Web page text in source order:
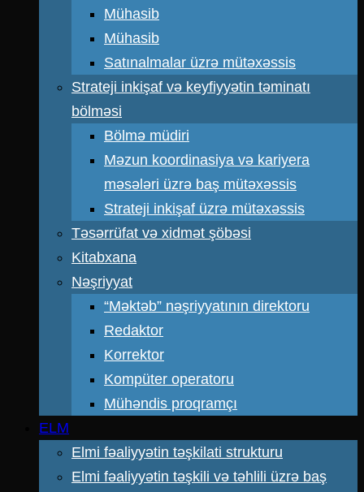
Mühasib
Mühasib
Satınalmalar üzrə mütəxəssis
Strateji inkişaf və keyfiyyətin təminatı
bölməsi
Bölmə müdiri
Məzun koordinasiya və kariyera
məsələri üzrə baş mütəxəssis
Strateji inkişaf üzrə mütəxəssis
Təsərrüfat və xidmət şöbəsi
Kitabxana
Nəşriyyat
“Məktəb” nəşriyyatının direktoru
Redaktor
Korrektor
Kompüter operatoru
Mühəndis proqramçı
ELM
Elmi fəaliyyətin təşkilati strukturu
Elmi fəaliyyətin təşkili və təhlili üzrə baş